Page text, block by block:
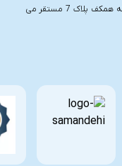
واقع در تهران ،چهار راه ولیعصر ،پاساژ ابریشم طبقه همکف پلاک 7 مستقر می